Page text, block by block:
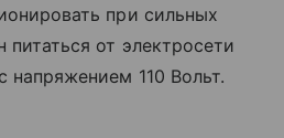
при сильных
питаться от электросети
напряжением 110 Вольт.